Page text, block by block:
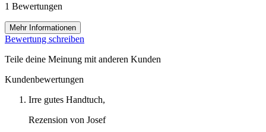
1 Bewertungen
Mehr Informationen
Bewertung schreiben
Teile deine Meinung mit anderen Kunden
Kundenbewertungen
Irre gutes Handtuch,
Rezension von Josef